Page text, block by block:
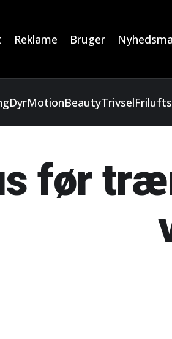
Reklame Bruger
DyrMotionBeautyTrivsel
før